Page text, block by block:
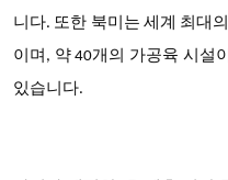
니다. 또한 북미는 세계 최대
이며, 약 40개의 가공육 시설
있습니다.